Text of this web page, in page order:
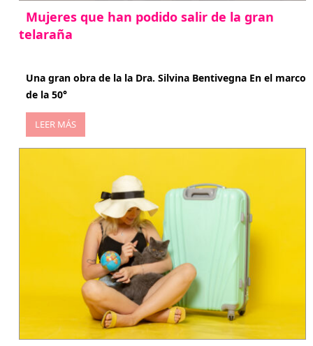
Mujeres que han podido salir de la gran
telaraña
Una gran obra de la la Dra. Silvina Bentivegna En el marco
de la 50°
LEER MÁS